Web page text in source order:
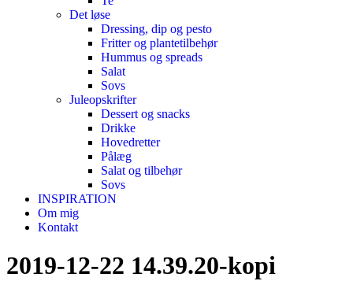
Det løse
Dressing, dip og pesto
Fritter og plantetilbehør
Hummus og spreads
Salat
Sovs
Juleopskrifter
Dessert og snacks
Drikke
Hovedretter
Pålæg
Salat og tilbehør
Sovs
INSPIRATION
Om mig
Kontakt
2019-12-22 14.39.20-kopi